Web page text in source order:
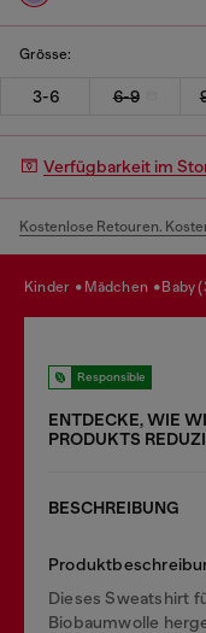
Grösse:
3-6 6-9
Verfügbarkeit im
Kostenlose Retouren.
kinder mädchen baby
Responsible
ENTDECKE, WIE
PRODUKTS
BESCHREIBUNG
Dieses Sweatshirt
Biobaumwolle